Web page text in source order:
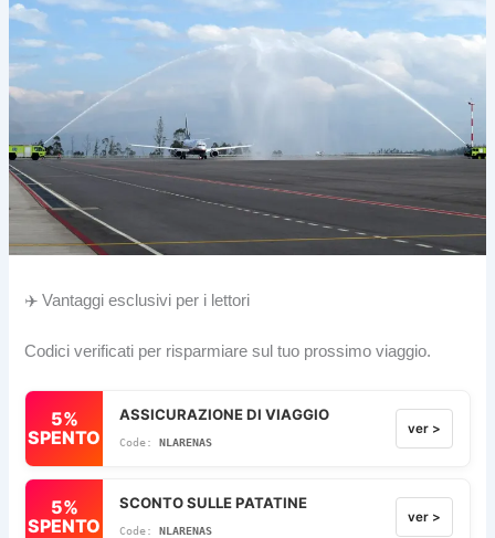
✈️ Vantaggi esclusivi per i lettori
Codici verificati per risparmiare sul tuo prossimo viaggio.
5%
SPENTO
ASSICURAZIONE DI VIAGGIO
NLARENAS
ver >
5%
SPENTO
SCONTO SULLE PATATINE
NLARENAS
ver >